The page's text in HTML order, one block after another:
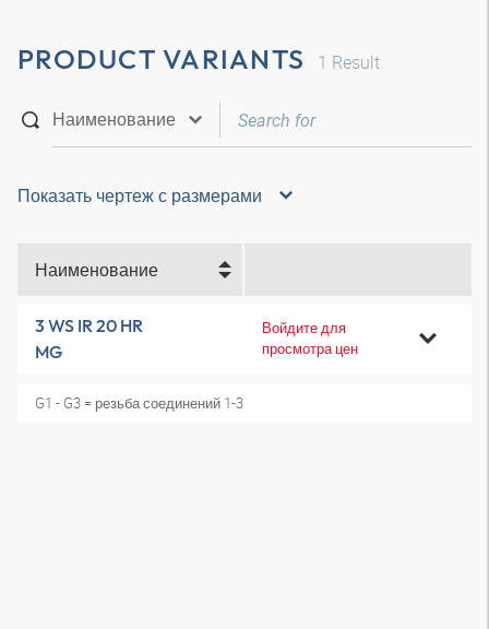
PRODUCT VARIANTS 1 Result
Показать чертеж с размерами
Наименование
3 WS IR 20 HR
MG
Войдите для
просмотра цен
G1 - G3 = резьба соединений 1-3